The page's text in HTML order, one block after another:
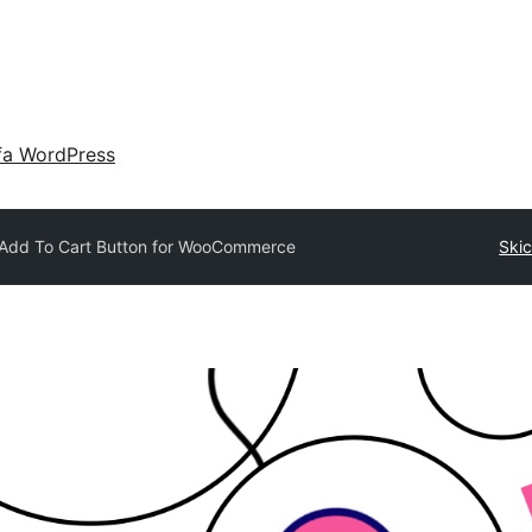
WordPress
To Cart Button for WooCommerce